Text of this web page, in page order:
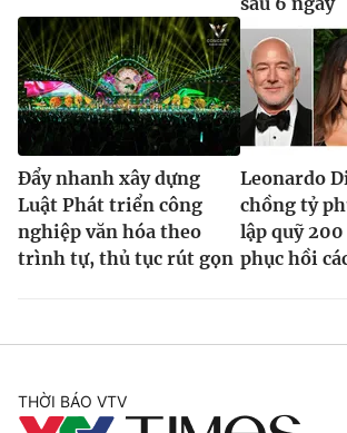
Đẩy nhanh xây dựng
Luật Phát triển công
nghiệp văn hóa theo
trình tự, thủ tục rút gọn
Leonardo
chồng tỷ
lập quỹ
phục hồi
THỜI BÁO VTV